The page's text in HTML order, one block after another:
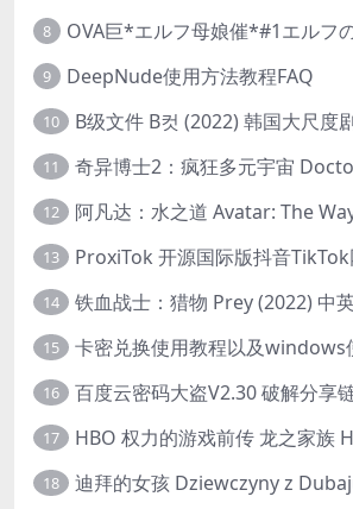
8
9 DeepNude使用方法教程FAQ
10
11
12
13
14 铁血战士：猎物 Prey (2022) 中
15 卡密兑换使用教程以及windows
16 百度云密码大盗V2.30 破解分享
17
18